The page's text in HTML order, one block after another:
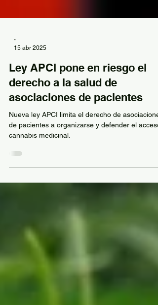
15 abr 2025
Ley APCI pone en riesgo el
derecho a la salud de
asociaciones de pacientes
Nueva ley APCI limita el derecho de
cannabis medicinal.